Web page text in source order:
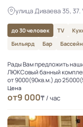
улица Диваева 35,
до 30 человек TV
Бильярд
Бар Бассейн
Рады Вам предложить
ЛЮКСовый банный
от 9000(90кв.м.) до
Цена
от9 000₸ / час